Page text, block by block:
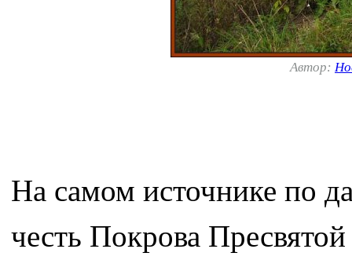
Автор:
На самом источнике по
честь Покрова